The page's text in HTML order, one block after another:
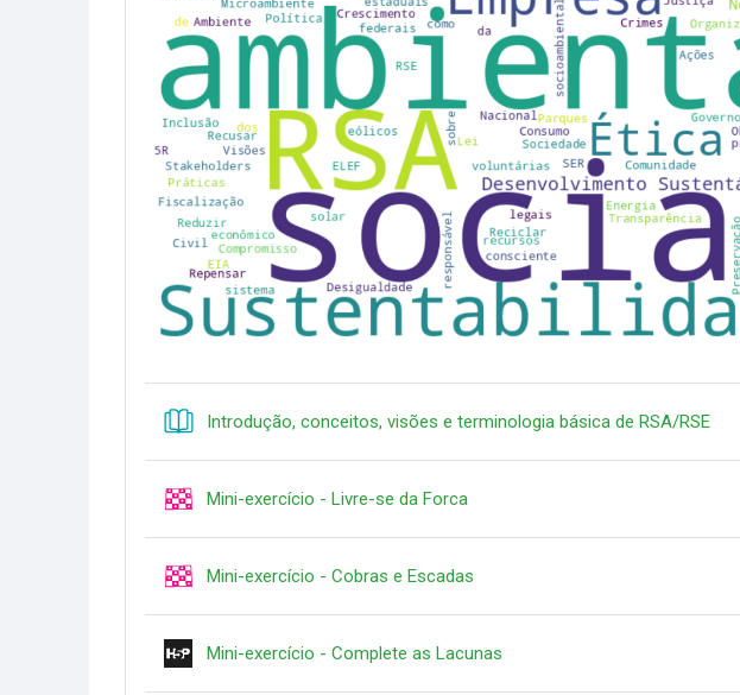
Introdução, conceitos, visões e terminologia básica de RSA/RSELibro
Mini-exercício - Livre-se da Forca
Mini-exercício - Cobras e Escadas
Mini-exercício - Complete as Lacunas